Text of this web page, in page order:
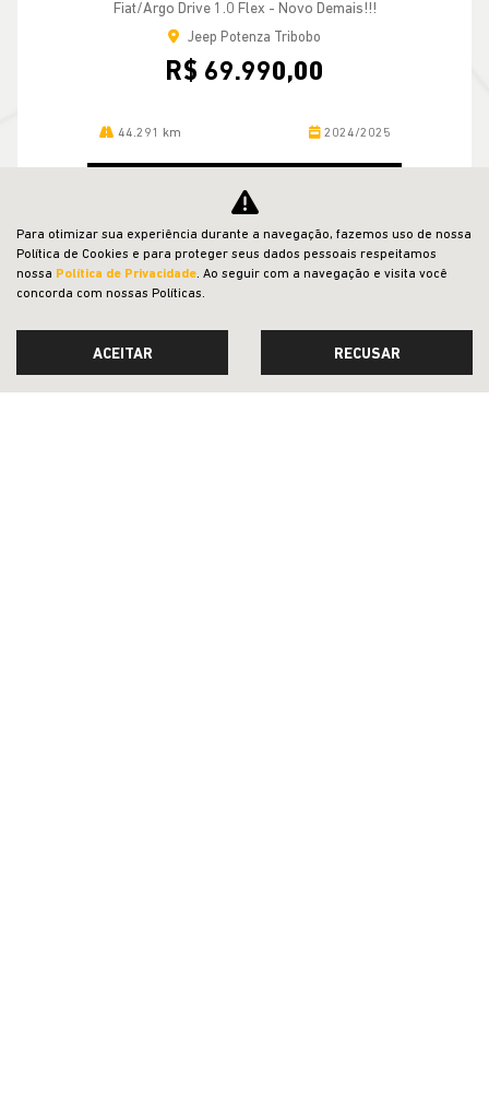
Fiat/argo Drive 1.0 Flex - Novo Demais!!!
Jeep Potenza Tribobo
R$ 69.990,00
44.291 km 2024/2025
MAIS INFORMAÇÕES
Para otimizar sua experiência durante a navegação, fazemos uso de nossa
Política de Cookies e para proteger seus dados pessoais respeitamos
nossa Política de Privacidade. Ao seguir com a navegação e visita você
concorda com nossas Políticas.
ACEITAR RECUSAR